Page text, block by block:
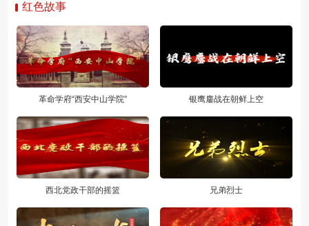
红色故事
革命学府“西安中山学院” 银鹰鏖战在朝鲜上空
西北党政干部的摇篮 兄弟烈士